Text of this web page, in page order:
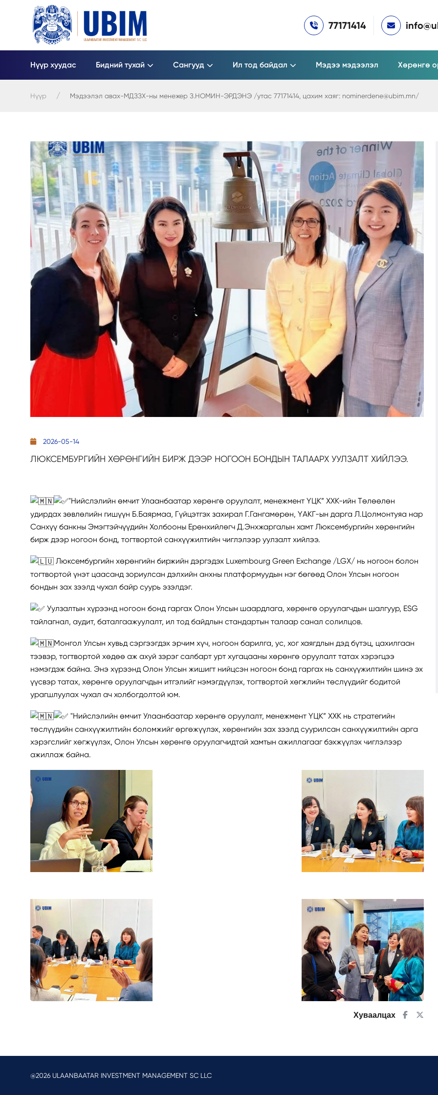
77171414
Нүүр хуудас Бидний тухай Сангууд Ил тод байдал Мэдээ мэдээлэл Хөрөнгө
Нүүр Мэдээлэл авах-МДЗЗХ-ны менежер З.НОМИН-ЭРДЭНЭ /утас 77171414, цахим хаяг: nominerdene@ubim.mn/
2026-05-14
ЛЮКСЕМБУРГИЙН ХӨРӨНГИЙН БИРЖ ДЭЭР НОГООН БОНДЫН ТАЛААРХ УУЛЗАЛТ ХИЙЛЭЭ.
"Нийслэлийн өмчит Улаанбаатар хөрөнгө оруулалт, менежмент ҮЦК” ХХК-ийн Төлөөлөн
удирдах зөвлөлийн гишүүн Б.Баярмаа, Гүйцэтгэх захирал Г.Гангамөрөн, ҮАКГ-ын дарга Л.Цолмонтуяа нар
Санхүү банкны Эмэгтэйчүүдийн Холбооны Ерөнхийлөгч Д.Энхжаргалын хамт Люксембургийн хөрөнгийн
бирж дээр ногоон бонд, тогтвортой санхүүжилтийн чиглэлээр уулзалт хийлээ.
Люксембургийн хөрөнгийн биржийн дэргэдэх Luxembourg Green Exchange /LGX/ нь ногоон болон
тогтвортой үнэт цаасанд зориулсан дэлхийн анхны платформуудын нэг бөгөөд Олон Улсын ногоон
бондын зах зээлд чухал байр суурь эзэлдэг.
Уулзалтын хүрээнд ногоон бонд гаргах Олон Улсын шаардлага, хөрөнгө оруулагчдын шалгуур, ESG
тайлагнал, аудит, баталгаажуулалт, ил тод байдлын стандартын талаар санал солилцов.
Монгол Улсын хувьд сэргээгдэх эрчим хүч, ногоон барилга, ус, хог хаягдлын дэд бүтэц, цахилгаан
тээвэр, тогтвортой хөдөө аж ахуй зэрэг салбарт урт хугацааны хөрөнгө оруулалт татах хэрэгцээ
нэмэгдэж байна. Энэ хүрээнд Олон Улсын жишигт нийцсэн ногоон бонд гаргах нь санхүүжилтийн шинэ эх
үүсвэр татах, хөрөнгө оруулагчдын итгэлийг нэмэгдүүлэх, тогтвортой хөгжлийн төслүүдийг бодитой
урагшлуулах чухал ач холбогдолтой юм.
"Нийслэлийн өмчит Улаанбаатар хөрөнгө оруулалт, менежмент ҮЦК” ХХК нь стратегийн
төслүүдийн санхүүжилтийн боломжийг өргөжүүлэх, хөрөнгийн зах зээлд суурилсан санхүүжилтийн арга
хэрэгслийг хөгжүүлэх, Олон Улсын хөрөнгө оруулагчидтай хамтын ажиллагааг бэхжүүлэх чиглэлээр
ажиллаж байна.
Хуваалцах
@2026 ULAANBAATAR INVESTMENT MANAGEMENT SC LLC